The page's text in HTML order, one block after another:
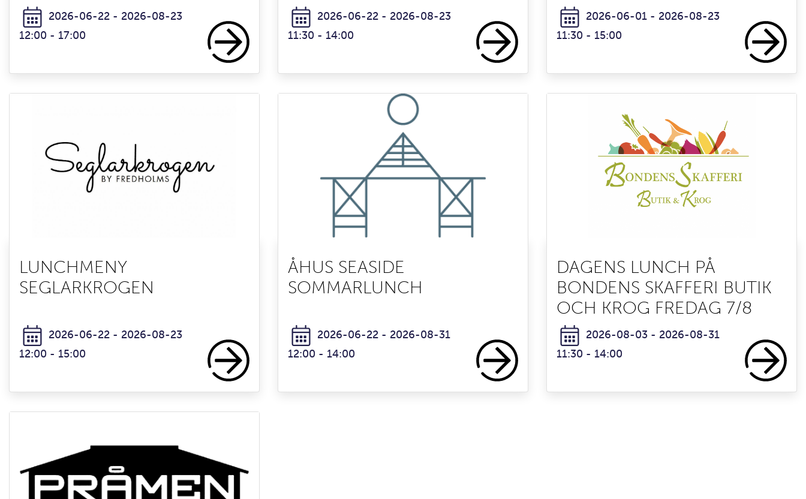
2026-06-22 - 2026-08-23
12:00 - 17:00
2026-06-22 - 2026-08-23
11:30 - 14:00
2026-06-01 - 2026-08-23
11:30 - 15:00
LUNCHMENY
SEGLARKROGEN
2026-06-22 - 2026-08-23
12:00 - 15:00
ÅHUS SEASIDE
SOMMARLUNCH
2026-06-22 - 2026-08-31
12:00 - 14:00
DAGENS LUNCH PÅ
BONDENS SKAFFERI BUTIK
OCH KROG FREDAG 7/8
2026-08-03 - 2026-08-31
11:30 - 14:00